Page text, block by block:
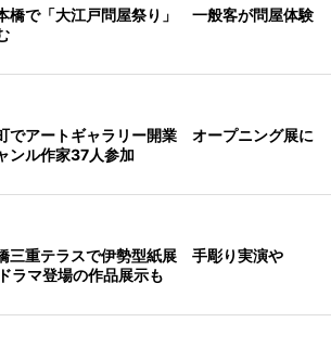
橋で「大江戸問屋祭り」 一般客が問屋体験
でアートギャラリー開業 オープニング展に
ンル作家37人参加
三重テラスで伊勢型紙展 手彫り実演や
ラマ登場の作品展示も